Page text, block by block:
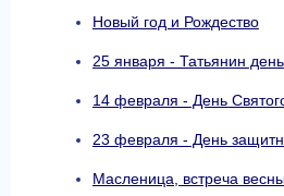
Новый год и Рождество
25 января - Татьянин день
14 февраля - День
23 февраля - День
Масленица, встреча